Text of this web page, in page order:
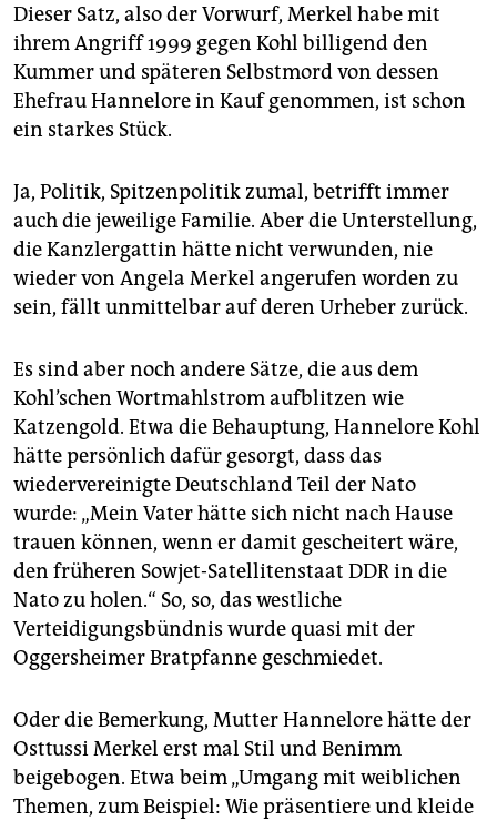
Dieser Satz, also der Vorwurf, Merkel habe mit
ihrem Angriff 1999 gegen Kohl billigend den
Kummer und späteren Selbstmord von dessen
Ehefrau Hannelore in Kauf genommen, ist schon
ein starkes Stück.
Ja, Politik, Spitzenpolitik zumal, betrifft immer
auch die jeweilige Familie. Aber die Unterstellung,
die Kanzlergattin hätte nicht verwunden, nie
wieder von Angela Merkel angerufen worden zu
sein, fällt unmittelbar auf deren Urheber zurück.
Es sind aber noch andere Sätze, die aus dem
Kohl’schen Wortmahlstrom aufblitzen wie
Katzengold. Etwa die Behauptung, Hannelore Kohl
hätte persönlich dafür gesorgt, dass das
wiedervereinigte Deutschland Teil der Nato
wurde: „Mein Vater hätte sich nicht nach Hause
trauen können, wenn er damit gescheitert wäre,
den früheren Sowjet-Satellitenstaat DDR in die
Nato zu holen.“ So, so, das westliche
Verteidigungsbündnis wurde quasi mit der
Oggersheimer Bratpfanne geschmiedet.
Oder die Bemerkung, Mutter Hannelore hätte der
Osttussi Merkel erst mal Stil und Benimm
beigebogen. Etwa beim „Umgang mit weiblichen
Themen, zum Beispiel: Wie präsentiere und kleide